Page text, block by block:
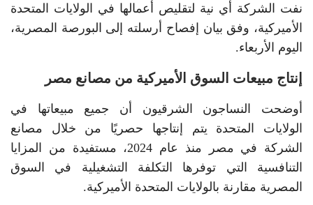
نفت الشركة أي نية لتقليص أعمالها في الولايات المتحدة
الأميركية، وفق بيان إفصاح أرسلته إلى البورصة المصرية،
اليوم الأربعاء.
إنتاج مبيعات السوق الأميركية من مصانع مصر
أوضحت النساجون الشرقيون أن جميع مبيعاتها في
الولايات المتحدة يتم إنتاجها حصريًا من خلال مصانع
الشركة في مصر منذ عام 2024، مستفيدة من المزايا
التنافسية التي توفرها التكلفة التشغيلية في السوق
المصرية مقارنة بالولايات المتحدة الأميركية.